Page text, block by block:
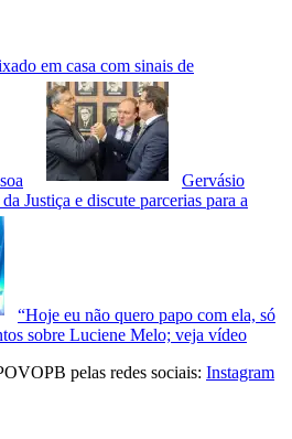
em casa com sinais de
Gervásio
Justiça e discute parcerias para a
“Hoje eu não quero papo com ela, só
sobre Luciene Melo; veja vídeo
pelas redes sociais: Instagram